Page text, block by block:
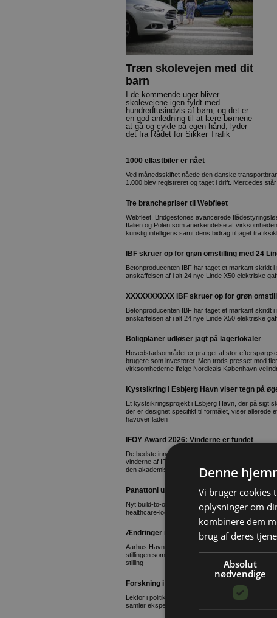
Træn skolevejen med dit
barn
I de kommende uger bliver
skolevejene igen fyldt med
hundredtusindvis af børn, og det er
en god anledning til at lære børnene
at gå og cykle på egen hånd, lyder
det fra Rådet for Sikker Trafik
1000 ellastbiler er nået
Ved månedsskiftet nåede den danske
1.000 blev registreret og taget i drift. Mercedes
Tre branchepriser til Webfleet
Webfleet, Bridgestones avancerede
Italien og Polen som anerkendelse af
kunstig intelligens samt dens bidrag til øget
IBF skruer op for grøn omstilling med 24
Betonproducenten IBF har taget et markant skridt
anskaffelsen af i alt 24 nye Linde X50 elektriske
XXXXXXXXXX IBF skruer op for grøn
Betonproducenten IBF har taget et markant skridt
anskaffelsen af i alt 24 nye Linde X50 elektriske
Boligplaner udløser jagt på lagerlokaler
Hovedstadsområdet er præget af stor
brugere som investorer. Men trods presset mod
virksomhederne ifølge Nordicals København
Kystsikring i Esbjerg Havn viser tegn på
Et kystsikringsprojekt i Esbjerg Havn, der på sigt
der er designet specifikt til formålet, viser allerede
havoverfladen
IFOY Award 2026: Vinderne er fundet
De bedste innovative løsninger inden for
vinderne af IFOY Award 2026 fra fem lande
den akademiske verden, politik og medierne
Panattoni udvikler nyt domicil til Biofarma i
Nyt build-to-own domicil skal understøtte
healthcare-logistik i Norden
Ændringer i direktionen på Aarhus Havn
Aarhus Havn har besluttet at ændre
stillingen som chief project officer, cpo. På den
stilling
Forskning i fremtidens maritime sektor
Lektor i politik og forvaltning Lena Brogaard står i
samler eksperter fra hele universitetet om
Denne
Vi bruger cookies
oplysninger om
kombinere dem
brug af deres
Absolut
nødvendige